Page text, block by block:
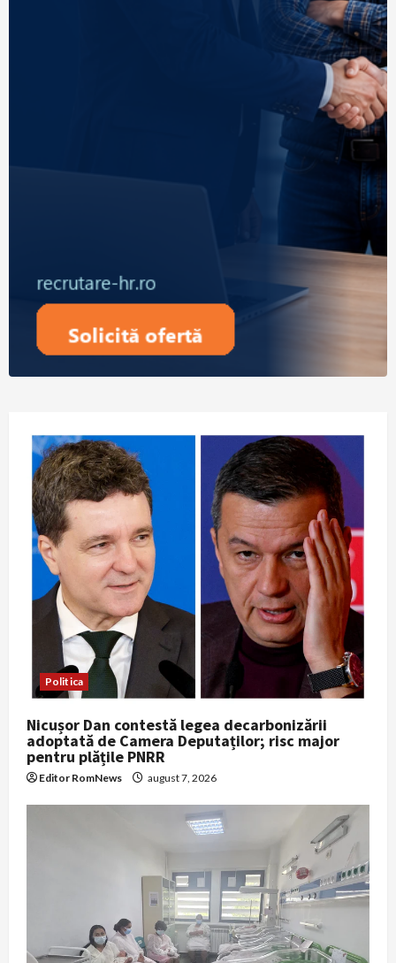
Politica
Nicușor Dan contestă legea decarbonizării
adoptată de Camera Deputaților; risc major
pentru plățile PNRR
Editor RomNews august 7, 2026